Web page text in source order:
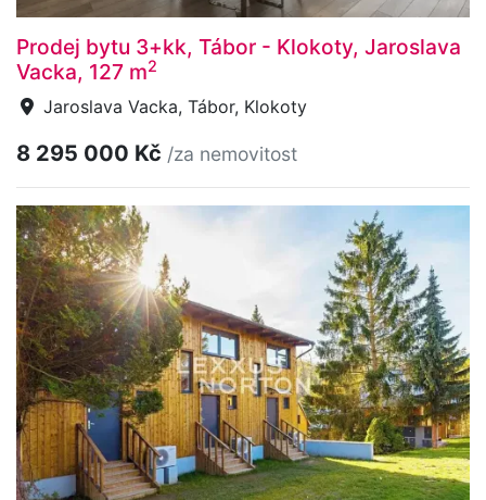
Prodej bytu 3+kk, Tábor - Klokoty, Jaroslava
Vacka, 127 m2
Jaroslava Vacka, Tábor, Klokoty
8 295 000 Kč /za nemovitost